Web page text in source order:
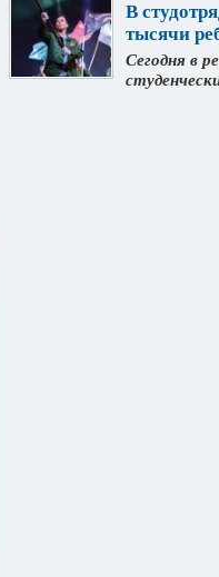
В
тысячи
Сегодня в